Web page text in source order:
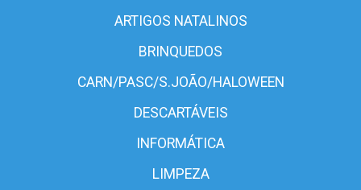
ARTIGOS NATALINOS
BRINQUEDOS
CARN/PASC/S.JOÃO/HALOWEEN
DESCARTÁVEIS
INFORMÁTICA
LIMPEZA